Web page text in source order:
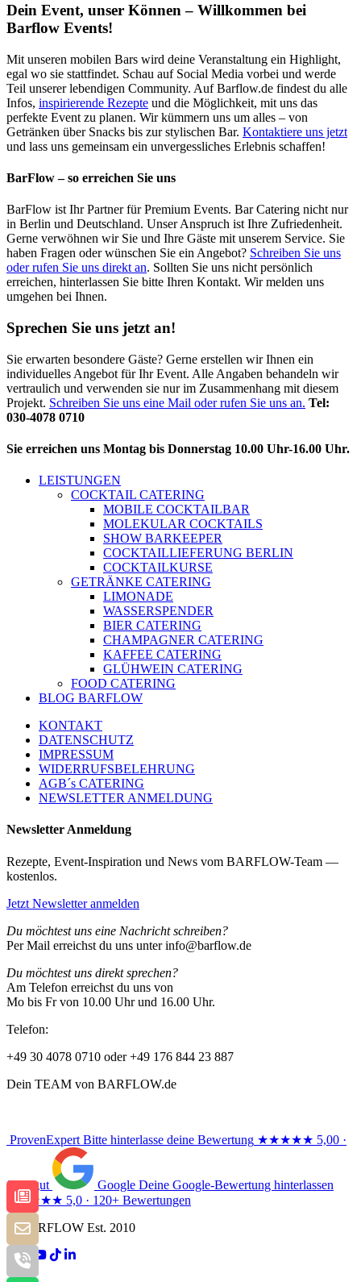
Dein Event, unser Können – Willkommen bei
Barflow Events!
Mit unseren mobilen Bars wird deine Veranstaltung ein Highlight,
egal wo sie stattfindet. Schau auf Social Media vorbei und werde
Teil unserer lebendigen Community. Auf Barflow.de findest du alle
Infos, inspirierende Rezepte und die Möglichkeit, mit uns das
perfekte Event zu planen. Wir kümmern uns um alles – von
Getränken über Snacks bis zur stylischen Bar. Kontaktiere uns jetzt
und lass uns gemeinsam ein unvergessliches Erlebnis schaffen!
BarFlow – so erreichen Sie uns
BarFlow ist Ihr Partner für Premium Events. Bar Catering nicht nur
in Berlin und Deutschland. Unser Anspruch ist Ihre Zufriedenheit.
Gerne verwöhnen wir Sie und Ihre Gäste mit unserem Service. Sie
haben Fragen oder wünschen Sie ein Angebot? Schreiben Sie uns
oder rufen Sie uns direkt an. Sollten Sie uns nicht persönlich
erreichen, hinterlassen Sie bitte Ihren Kontakt. Wir melden uns
umgehen bei Ihnen.
Sprechen Sie uns jetzt an!
Sie erwarten besondere Gäste? Gerne erstellen wir Ihnen ein
individuelles Angebot für Ihr Event. Alle Angaben behandeln wir
vertraulich und verwenden sie nur im Zusammenhang mit diesem
Projekt. Schreiben Sie uns eine Mail oder rufen Sie uns an. Tel:
030-4078 0710
Sie erreichen uns Montag bis Donnerstag 10.00 Uhr-16.00 Uhr.
LEISTUNGEN
COCKTAIL CATERING
MOBILE COCKTAILBAR
MOLEKULAR COCKTAILS
SHOW BARKEEPER
COCKTAILLIEFERUNG BERLIN
COCKTAILKURSE
GETRÄNKE CATERING
LIMONADE
WASSERSPENDER
BIER CATERING
CHAMPAGNER CATERING
KAFFEE CATERING
GLÜHWEIN CATERING
FOOD CATERING
BLOG BARFLOW
KONTAKT
DATENSCHUTZ
IMPRESSUM
WIDERRUFSBELEHRUNG
AGB´s CATERING
NEWSLETTER ANMELDUNG
Newsletter Anmeldung
Rezepte, Event-Inspiration und News vom BARFLOW-Team —
kostenlos.
Jetzt Newsletter anmelden
Du möchtest uns eine Nachricht schreiben?
Per Mail erreichst du uns unter info@barflow.de
Du möchtest uns direkt sprechen?
Am Telefon erreichst du uns von
Mo bis Fr von 10.00 Uhr und 16.00 Uhr.
Telefon:
+49 30 4078 0710 oder +49 176 844 23 887
Dein TEAM von BARFLOW.de
ProvenExpert Bitte hinterlasse deine Bewertung ★★★★★ 5,00 ·
Sehr gut Google Deine Google-Bewertung hinterlassen
★★★★★ 5,0 · 120+ Bewertungen
© BARFLOW Est. 2010